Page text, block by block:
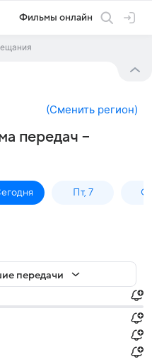
Фильмы онлайн
(Сменить регион)
передач –
Пт, 7
передачи